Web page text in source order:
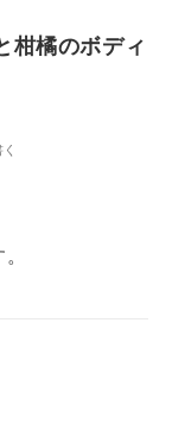
柑橘のボディ